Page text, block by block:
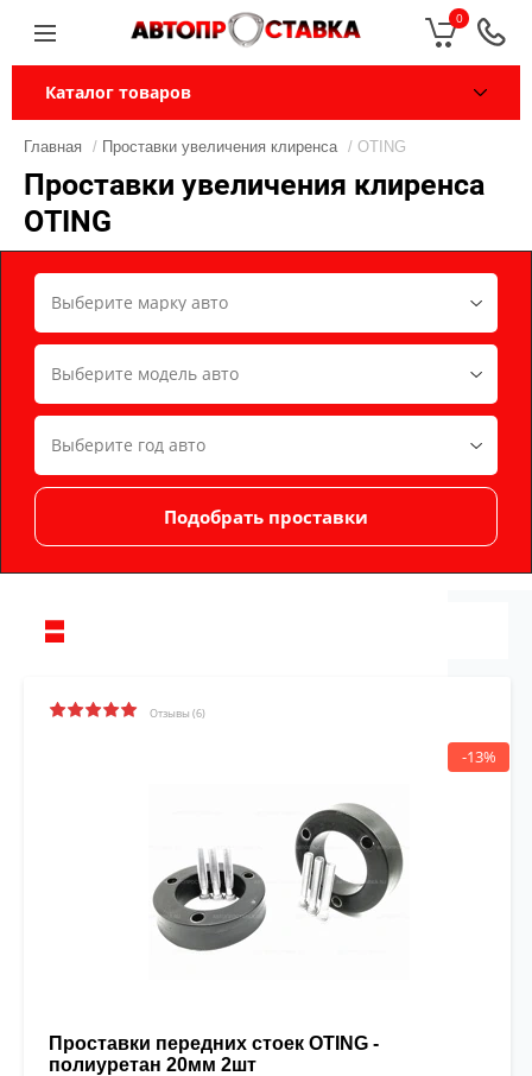
0
Каталог товаров
Главная / Проставки увеличения клиренса / OTING
Проставки увеличения клиренса
OTING
Отзывы (6)
-13%
Проставки передних стоек OTING -
полиуретан 20мм 2шт